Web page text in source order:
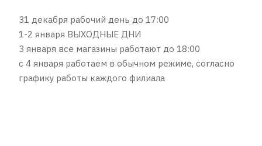
31 декабря рабочий день до 17:00
1-2 января ВЫХОДНЫЕ ДНИ
3 января все магазины работают до 18:00
с 4 января работаем в обычном режиме, согласно
графику работы каждого филиала